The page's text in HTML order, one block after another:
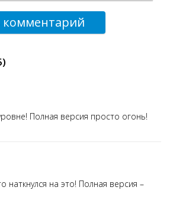
Полная версия просто огонь!
наткнулся на это! Полная версия –